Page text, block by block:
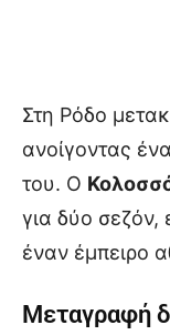
Στη Ρόδο
ανοίγοντας
του. Ο
για δύο σεζόν,
έναν έμπειρο
Μεταγραφή